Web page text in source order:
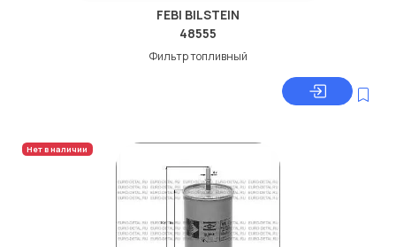
FEBI BILSTEIN
48555
Фильтр топливный
Нет в наличии